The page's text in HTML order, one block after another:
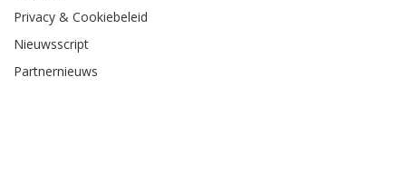
Privacy & Cookiebeleid
Nieuwsscript
Partnernieuws